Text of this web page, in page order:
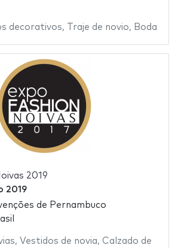
decorativos, Traje de novio, Boda
2019
2019
de Pernambuco
, Vestidos de novia, Calzado de